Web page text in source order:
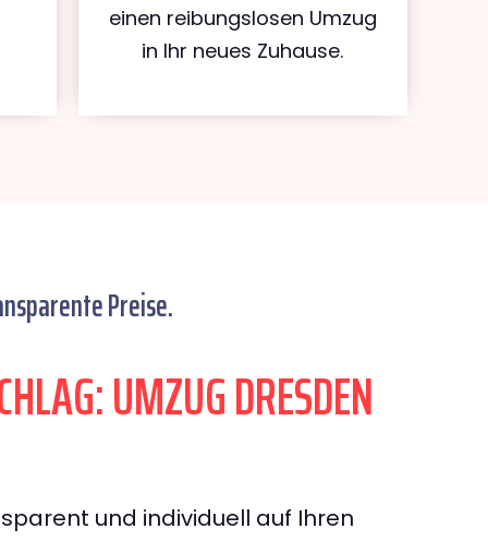
einen reibungslosen Umzug
in Ihr neues Zuhause.
Preise.
UMZUG DRESDEN
und individuell auf Ihren